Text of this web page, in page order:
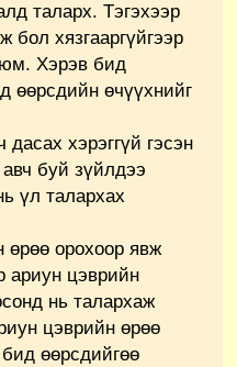
таларх. Тэгэхээр
бол хязгааргүйгээр
юм. Хэрэв бид
өөрсдийн өчүүхнийг
хэрэггүй гэсэн
буй зүйлдээ
үл талархах
орохоор явж
ариун цэврийн
нь талархаж
цэврийн өрөө
өөрсдийгөө